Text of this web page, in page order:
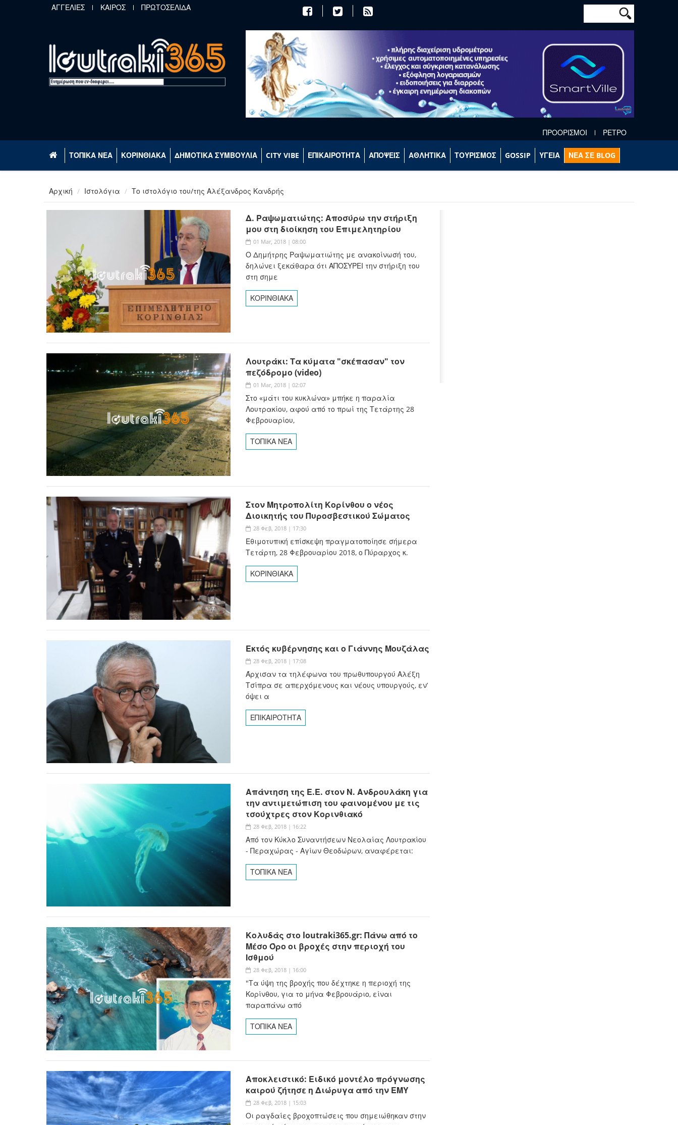
Παράκαμψη προς το κυρίως περιεχόμενο
ΑΓΓΕΛΙΕΣ ΚΑΙΡΟΣ ΠΡΩΤΟΣΕΛΙΔΑ Φόρμα
Αναζήτηση
ΠΡΟΟΡΙΣΜΟΙ ΡΕΤΡΟ
ΤΟΠΙΚΑ ΝΕΑ ΚΟΡΙΝΘΙΑΚΑ ΔΗΜΟΤΙΚΑ ΣΥΜΒΟΥΛΙΑ CITY VIBE ΕΠΙΚΑΙΡΟΤΗΤΑ ΑΠΟΨΕΙΣ ΑΘΛΗΤΙΚΑ ΤΟΥΡΙΣΜΟΣ GOSSIP ΥΓΕΙΑ ΝΕΑ ΣΕ BLOG
Αρχική Ιστολόγια Το ιστολόγιο του/της Αλέξανδρος Κανδρής
Δ. Ραψωματιώτης: Αποσύρω την στήριξη
μου στη διοίκηση του Επιμελητηρίου
01 Mar, 2018 | 08:00
Ο Δημήτρης Ραψωματιώτης με ανακοίνωσή του,
δηλώνει ξεκάθαρα ότι ΑΠΟΣΥΡΕΙ την στήριξη του
στη σημε
ΚΟΡΙΝΘΙΑΚΑ
Λουτράκι: Τα κύματα "σκέπασαν" τον
πεζόδρομο (video)
01 Mar, 2018 | 02:07
Στο «μάτι του κυκλώνα» μπήκε η παραλία
Λουτρακίου, αφού από το πρωί της Τετάρτης 28
Φεβρουαρίου,
ΤΟΠΙΚΑ ΝΕΑ
Στον Μητροπολίτη Κορίνθου ο νέος
Διοικητής του Πυροσβεστικού Σώματος
28 Φεβ, 2018 | 17:30
Εθιμοτυπική επίσκεψη πραγματοποίησε σήμερα
Τετάρτη, 28 Φεβρουαρίου 2018, ο Πύραρχος κ.
ΚΟΡΙΝΘΙΑΚΑ
Εκτός κυβέρνησης και ο Γιάννης Μουζάλας
28 Φεβ, 2018 | 17:08
Άρχισαν τα τηλέφωνα του πρωθυπουργού Αλέξη
Τσίπρα σε απερχόμενους και νέους υπουργούς, εν’
όψει α
ΕΠΙΚΑΙΡΟΤΗΤΑ
Απάντηση της Ε.Ε. στον Ν. Ανδρουλάκη για
την αντιμετώπιση του φαινομένου με τις
τσούχτρες στον Κορινθιακό
28 Φεβ, 2018 | 16:22
Από τον Κύκλο Συναντήσεων Νεολαίας Λουτρακίου
- Περαχώρας - Αγίων Θεοδώρων, αναφέρεται:
ΤΟΠΙΚΑ ΝΕΑ
Κολυδάς στο loutraki365.gr: Πάνω από το
Μέσο Όρο οι βροχές στην περιοχή του
Ισθμού
28 Φεβ, 2018 | 16:00
"Τα ύψη της βροχής που δέχτηκε η περιοχή της
Κορίνθου, για το μήνα Φεβρουάριο, είναι
παραπάνω από
ΤΟΠΙΚΑ ΝΕΑ
Αποκλειστικό: Ειδικό μοντέλο πρόγνωσης
καιρού ζήτησε η Διώρυγα από την ΕΜΥ
28 Φεβ, 2018 | 15:03
Οι ραγδαίες βροχοπτώσεις που σημειώθηκαν στην